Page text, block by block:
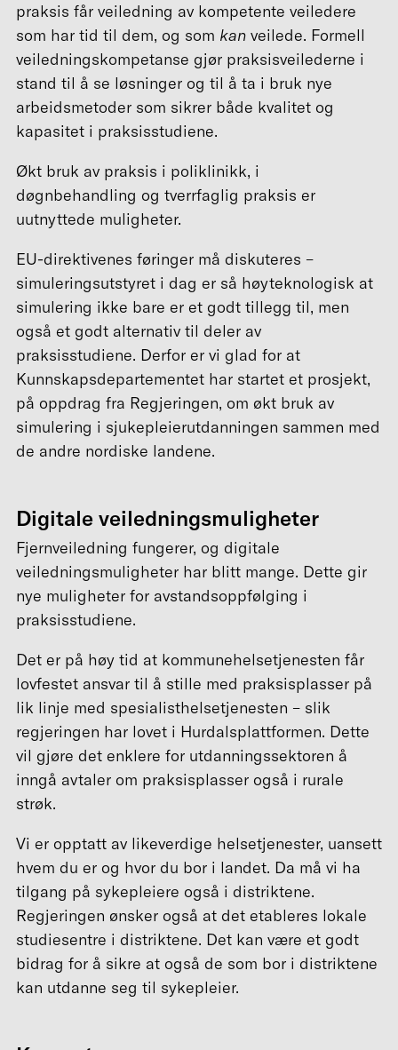
praksis får veiledning av kompetente veiledere
som har tid til dem, og som kan veilede. Formell
veiledningskompetanse gjør praksisveilederne i
stand til å se løsninger og til å ta i bruk nye
arbeidsmetoder som sikrer både kvalitet og
kapasitet i praksisstudiene.
Økt bruk av praksis i poliklinikk, i
døgnbehandling og tverrfaglig praksis er
uutnyttede muligheter.
EU-direktivenes føringer må diskuteres –
simuleringsutstyret i dag er så høyteknologisk at
simulering ikke bare er et godt tillegg til, men
også et godt alternativ til deler av
praksisstudiene. Derfor er vi glad for at
Kunnskapsdepartementet har startet et prosjekt,
på oppdrag fra Regjeringen, om økt bruk av
simulering i sjukepleierutdanningen sammen med
de andre nordiske landene.
Digitale veiledningsmuligheter
Fjernveiledning fungerer, og digitale
veiledningsmuligheter har blitt mange. Dette gir
nye muligheter for avstandsoppfølging i
praksisstudiene.
Det er på høy tid at kommunehelsetjenesten får
lovfestet ansvar til å stille med praksisplasser på
lik linje med spesialisthelsetjenesten – slik
regjeringen har lovet i Hurdalsplattformen. Dette
vil gjøre det enklere for utdanningssektoren å
inngå avtaler om praksisplasser også i rurale
strøk.
Vi er opptatt av likeverdige helsetjenester, uansett
hvem du er og hvor du bor i landet. Da må vi ha
tilgang på sykepleiere også i distriktene.
Regjeringen ønsker også at det etableres lokale
studiesentre i distriktene. Det kan være et godt
bidrag for å sikre at også de som bor i distriktene
kan utdanne seg til sykepleier.